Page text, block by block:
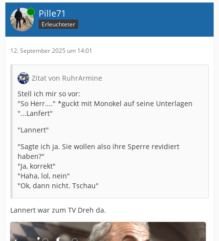
Online Pille71
Erleuchteter
12. September 2025 um 14:01
Zitat von RuhrArmine
Stell ich mir so vor:
"So Herr...." *guckt mit Monokel auf seine Unterlagen
"...Lanfert"
"Lannert"
"Sagte ich ja. Sie wollen also ihre Sperre revidiert
haben?"
"Ja, korrekt"
"Haha, lol, nein"
"Ok, dann nicht. Tschau"
Lannert war zum TV Dreh da.